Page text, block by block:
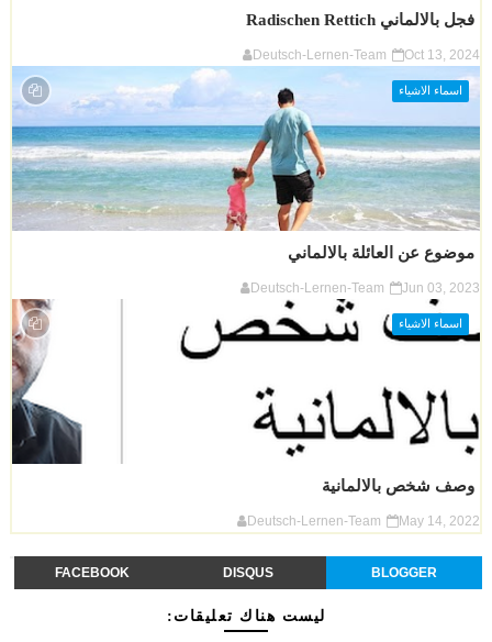
فجل بالالماني Radischen Rettich
Deutsch-Lernen-Team Oct 13, 2024
اسماء الاشياء
موضوع عن العائلة بالالماني
Deutsch-Lernen-Team Jun 03, 2023
اسماء الاشياء
وصف شخص بالالمانية
Deutsch-Lernen-Team May 14, 2022
BLOGGER
DISQUS
FACEBOOK
ليست هناك تعليقات: